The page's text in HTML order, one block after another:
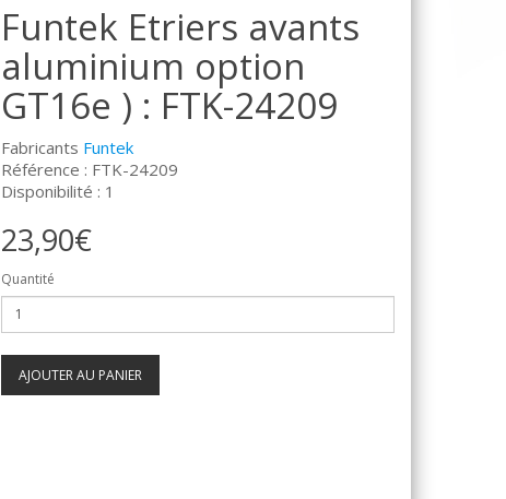
Funtek Etriers avants
aluminium option
GT16e ) : FTK-24209
Fabricants Funtek
Référence : FTK-24209
Disponibilité : 1
23,90€
Quantité
AJOUTER AU PANIER